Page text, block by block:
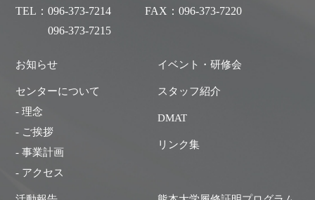
TEL：096-373-7214
096-373-7215
FAX：096-373-7220
お知らせ
センターについて
- 理念
- ご挨拶
- 事業計画
- アクセス
イベント・研修会
スタッフ紹介
DMAT
リンク集